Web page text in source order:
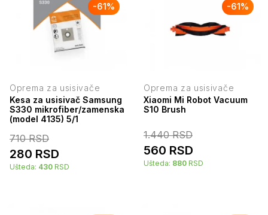
-61%
Oprema za usisivače
Kesa za usisivač Samsung
S330 mikrofiber/zamenska
(model 4135) 5/1
710RSD
280 RSD
Ušteda: 430 RSD
-61%
Oprema za usisivače
Xiaomi Mi Robot Vacuum
S10 Brush
1.440RSD
560 RSD
Ušteda: 880 RSD